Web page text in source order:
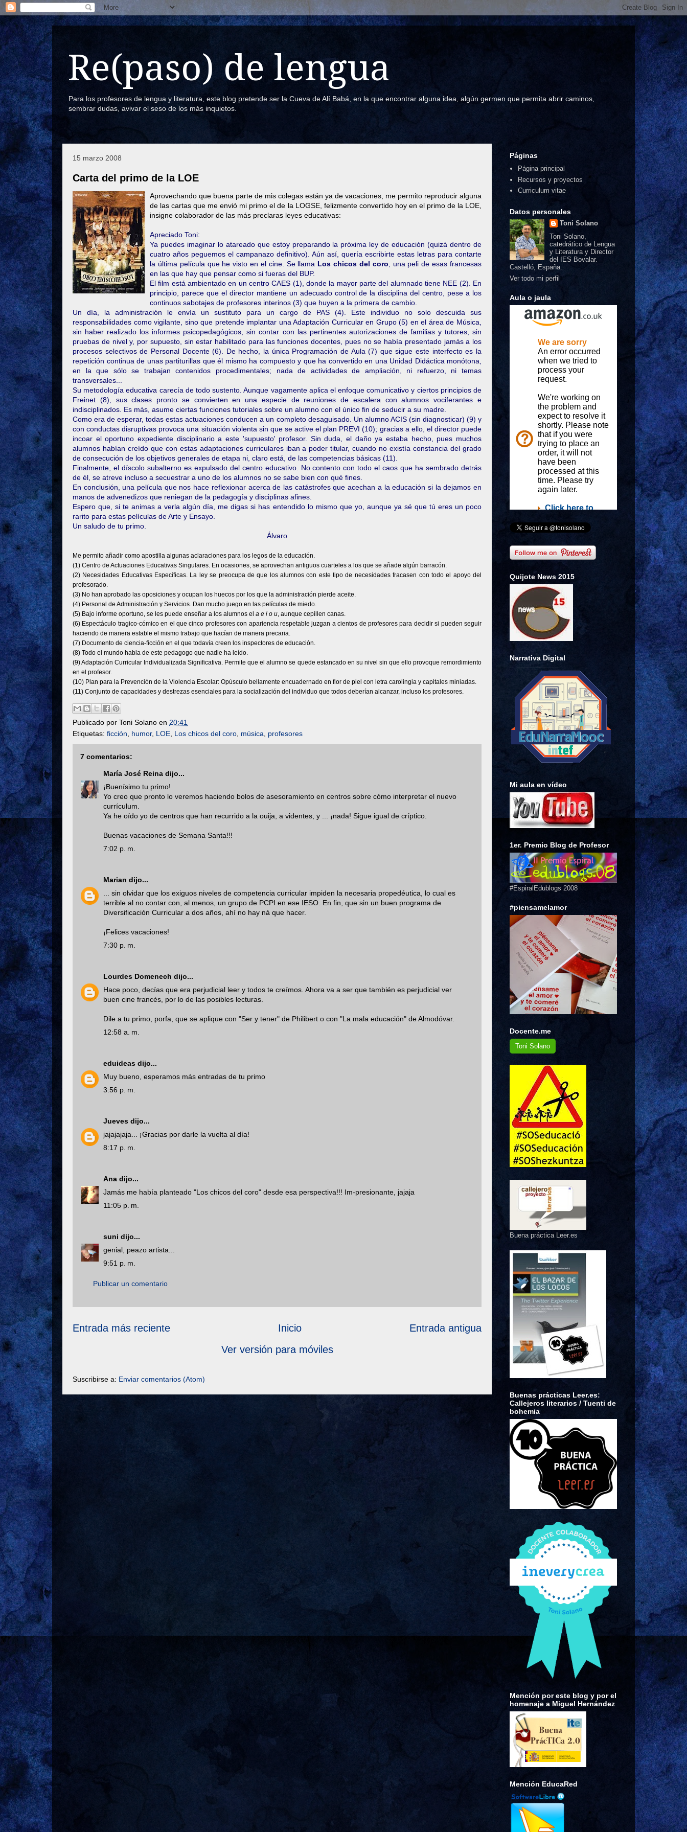
Re(paso) de lengua
Para los profesores de lengua y literatura, este blog pretende ser la Cueva de Alí Babá, en la que encontrar alguna idea, algún germen que permita abrir caminos,
sembrar dudas, avivar el seso de los más inquietos.
15 marzo 2008
Carta del primo de la LOE
Aprovechando que buena parte de mis colegas están ya de vacaciones, me permito reproducir alguna
de las cartas que me envió mi primo el de la LOGSE, felizmente convertido hoy en el primo de la LOE,
insigne colaborador de las más preclaras leyes educativas:
Apreciado Toni:
Ya puedes imaginar lo atareado que estoy preparando la próxima ley de educación (quizá dentro de
cuatro años peguemos el campanazo definitivo). Aún así, quería escribirte estas letras para contarte
la última película que he visto en el cine. Se llama Los chicos del coro , una peli de esas francesas
en las que hay que pensar como si fueras del BUP.
El film está ambientado en un centro CAES (1), donde la mayor parte del alumnado tiene NEE (2). En
principio, parece que el director mantiene un adecuado control de la disciplina del centro, pese a los
continuos sabotajes de profesores interinos (3) que huyen a la primera de cambio.
Un día, la administración le envía un sustituto para un cargo de PAS (4). Este individuo no solo descuida sus
responsabilidades como vigilante, sino que pretende implantar una Adaptación Curricular en Grupo (5) en el área de Música,
sin haber realizado los informes psicopedagógicos, sin contar con las pertinentes autorizaciones de familias y tutores, sin
pruebas de nivel y, por supuesto, sin estar habilitado para las funciones docentes, pues no se había presentado jamás a los
procesos selectivos de Personal Docente (6). De hecho, la única Programación de Aula (7) que sigue este interfecto es la
repetición continua de unas partiturillas que él mismo ha compuesto y que ha convertido en una Unidad Didáctica monótona,
en la que sólo se trabajan contenidos procedimentales; nada de actividades de ampliación, ni refuerzo, ni temas
transversales...
Su metodología educativa carecía de todo sustento. Aunque vagamente aplica el enfoque comunicativo y ciertos principios de
Freinet (8), sus clases pronto se convierten en una especie de reuniones de escalera con alumnos vociferantes e
indisciplinados. Es más, asume ciertas funciones tutoriales sobre un alumno con el único fin de seducir a su madre.
Como era de esperar, todas estas actuaciones conducen a un completo desaguisado. Un alumno ACIS (sin diagnosticar) (9) y
con conductas disruptivas provoca una situación violenta sin que se active el plan PREVI (10); gracias a ello, el director puede
incoar el oportuno expediente disciplinario a este 'supuesto' profesor. Sin duda, el daño ya estaba hecho, pues muchos
alumnos habían creído que con estas adaptaciones curriculares iban a poder titular, cuando no existía constancia del grado
de consecución de los objetivos generales de etapa ni, claro está, de las competencias básicas (11).
Finalmente, el díscolo subalterno es expulsado del centro educativo. No contento con todo el caos que ha sembrado detrás
de él, se atreve incluso a secuestrar a uno de los alumnos no se sabe bien con qué fines.
En conclusión, una película que nos hace reflexionar acerca de las catástrofes que acechan a la educación si la dejamos en
manos de advenedizos que reniegan de la pedagogía y disciplinas afines.
Espero que, si te animas a verla algún día, me digas si has entendido lo mismo que yo, aunque ya sé que tú eres un poco
rarito para estas películas de Arte y Ensayo.
Un saludo de tu primo.
Álvaro
Me permito añadir como apostilla algunas aclaraciones para los legos de la educación.
(1) Centro de Actuaciones Educativas Singulares. En ocasiones, se aprovechan antiguos cuarteles a los que se añade algún barracón.
(2) Necesidades Educativas Específicas. La ley se preocupa de que los alumnos con este tipo de necesidades fracasen con todo el apoyo del
profesorado.
(3) No han aprobado las oposiciones y ocupan los huecos por los que la administración pierde aceite.
(4) Personal de Administración y Servicios. Dan mucho juego en las películas de miedo.
(5) Bajo informe oportuno, se les puede enseñar a los alumnos el a e i o u, aunque cepillen canas.
(6) Espectáculo tragico-cómico en el que cinco profesores con apariencia respetable juzgan a cientos de profesores para decidir si pueden seguir
haciendo de manera estable el mismo trabajo que hacían de manera precaria.
(7) Documento de ciencia-ficción en el que todavía creen los inspectores de educación.
(8) Todo el mundo habla de este pedagogo que nadie ha leído.
(9) Adaptación Curricular Individualizada Significativa. Permite que el alumno se quede estancado en su nivel sin que ello provoque remordimiento
en el profesor.
(10) Plan para la Prevención de la Violencia Escolar: Opúsculo bellamente encuadernado en flor de piel con letra carolingia y capitales miniadas.
(11) Conjunto de capacidades y destrezas esenciales para la socialización del individuo que todos deberían alcanzar, incluso los profesores.
Publicado por Toni Solano en 20:41
Etiquetas: ficción humor, LOE Los chicos del coro música profesores
7 comentarios:
María José Reina dijo...
¡Buenísimo tu primo!
Yo creo que pronto lo veremos haciendo bolos de asesoramiento en centros sobre cómo interpretar el nuevo
currículum.
Ya he oído yo de centros que han recurrido a la ouija, a videntes, y ... ¡nada! Sigue igual de críptico.
Buenas vacaciones de Semana Santa!!!
7:02 p. m.
Marian dijo...
... sin olvidar que los exiguos niveles de competencia curricular impiden la necesaria propedéutica, lo cual es
terrible al no contar con, al menos, un grupo de PCPI en ese IESO. En fin, que sin un buen programa de
Diversificación Curricular a dos años, ahí no hay ná que hacer.
¡Felices vacaciones!
7:30 p. m.
Lourdes Domenech dijo...
Hace poco, decías que era perjudicial leer y todos te creímos. Ahora va a ser que también es perjudicial ver
buen cine francés, por lo de las posibles lecturas.
Dile a tu primo, porfa, que se aplique con "Ser y tener" de Philibert o con "La mala educación" de Almodóvar.
12:58 a. m.
eduideas dijo...
Muy bueno, esperamos más entradas de tu primo
3:56 p. m.
Jueves dijo...
jajajajaja... ¡Gracias por darle la vuelta al día!
8:17 p. m.
Ana dijo...
Jamás me había planteado "Los chicos del coro" desde esa perspectiva!!! Im-presionante, jajaja
11:05 p. m.
suni dijo...
genial, peazo artista...
9:51 p. m.
Publicar un comentario
Entrada más reciente Entrada antigua
Inicio
Ver versión para móviles
Suscribirse a: Enviar comentarios (Atom)
Páginas
Página principal
Recursos y proyectos
Curriculum vitae
Datos personales
Toni Solano
Toni Solano,
catedrático de Lengua
y Literatura y Director
del IES Bovalar.
Castelló, España.
Ver todo mi perfil
Aula o jaula
Quijote News 2015
Narrativa Digital
Mi aula en vídeo
1er. Premio Blog de Profesor
#EspiralEdublogs 2008
#piensamelamor
Docente.me
Toni Solano
Buena práctica Leer.es
Buenas prácticas Leer.es:
Callejeros literarios / Tuenti de
bohemia
Mención por este blog y por el
homenaje a Miguel Hernández
Mención EducaRed